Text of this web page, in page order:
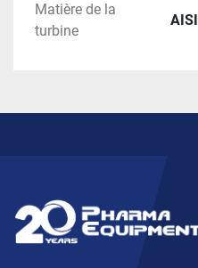
Matière de la
turbine